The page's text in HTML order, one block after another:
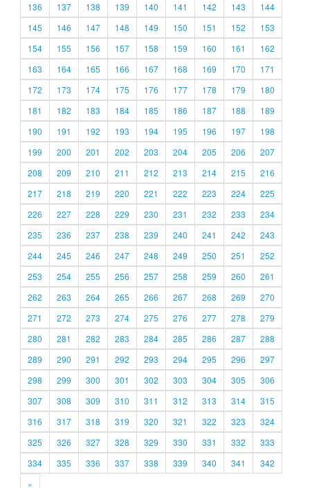
136
137 138 139 140 141 142 143
144
145
146 147 148 149 150 151 152
153
154
155 156 157 158 159 160 161
162
163
164 165 166 167 168 169 170
171
172
173 174 175 176 177 178 179
180
181
182 183 184 185 186 187 188
189
190
191 192 193 194 195 196 197
198
199
200 201 202 203 204 205 206
207
208
209 210 211 212 213 214 215
216
217
218 219 220 221 222 223 224
225
226
227 228 229 230 231 232 233
234
235
236 237 238 239 240 241 242
243
244
245 246 247 248 249 250 251
252
253
254 255 256 257 258 259 260
261
262
263 264 265 266 267 268 269
270
271
272 273 274 275 276 277 278
279
280
281 282 283 284 285 286 287
288
289
290 291 292 293 294 295 296
297
298
299 300 301 302 303 304 305
306
307
308 309 310 311 312 313 314
315
316
317 318 319 320 321 322 323
324
325
326 327 328 329 330 331 332
333
334
335 336 337 338 339 340 341
342
»